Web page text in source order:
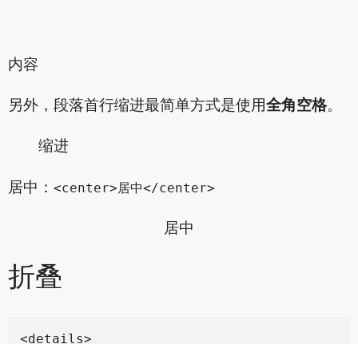
内容
另外，段落首行缩进最简单方式是使用全角空格。
缩进
居中： <center>居中</center>
居中
折叠
<details>